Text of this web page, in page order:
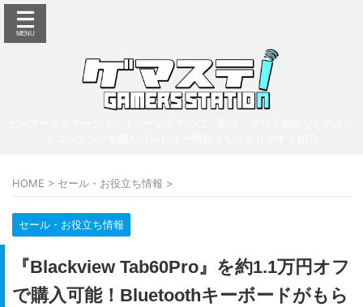
HOME > セール・お役立ち情報 >
セール・お役立ち情報
『Blackview Tab60Pro』を約1.1万円オフ
で購入可能！Bluetoothキーボードがもら